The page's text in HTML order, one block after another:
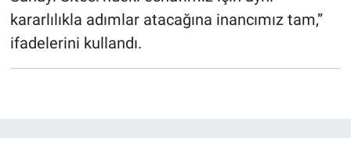
kararlılıkla adımlar atacağına inancımız tam,”
ifadelerini kullandı.